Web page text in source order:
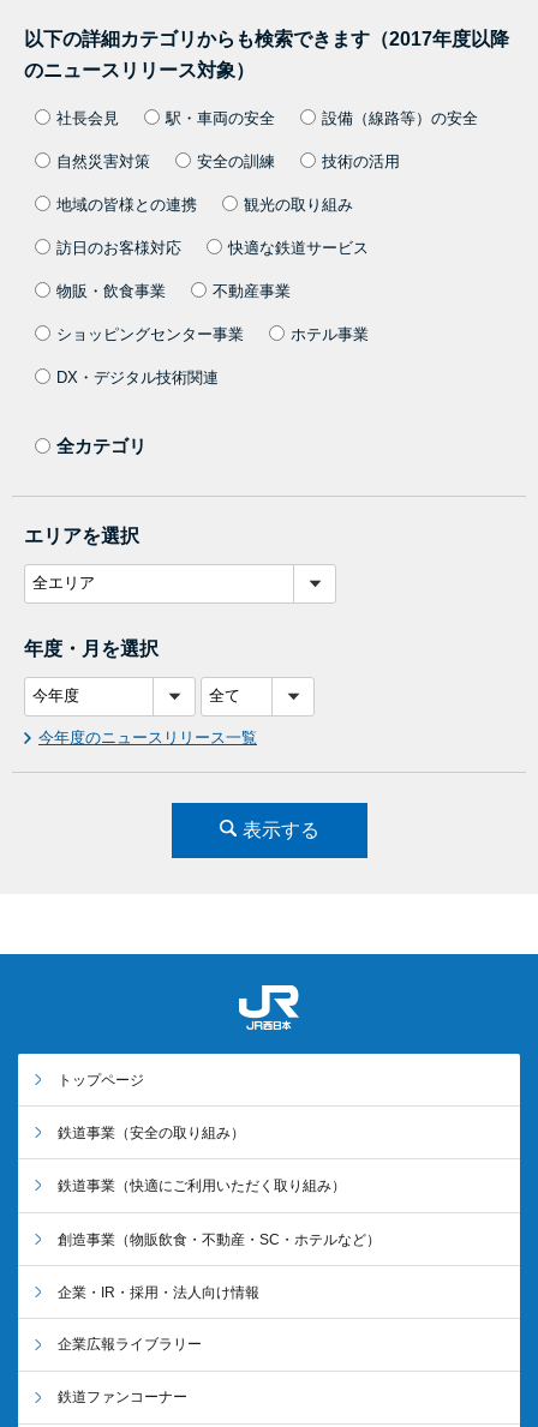
以下の詳細カテゴリからも検索できます（2017年度以降
のニュースリリース対象）
社長会見 駅・車両の安全 設備（線路等）の安全
自然災害対策 安全の訓練 技術の活用
地域の皆様との連携 観光の取り組み
訪日のお客様対応 快適な鉄道サービス
物販・飲食事業 不動産事業
ショッピングセンター事業 ホテル事業
DX・デジタル技術関連
全カテゴリ
エリアを選択
年度・月を選択
今年度のニュースリリース一覧
表示する
トップページ
鉄道事業 （安全の取り組み）
鉄道事業 （快適にご利用いただく取り組み）
創造事業 （物販飲食・不動産・SC・ホテルなど）
企業・IR・採用・法人向け情報
企業広報ライブラリー
鉄道ファンコーナー